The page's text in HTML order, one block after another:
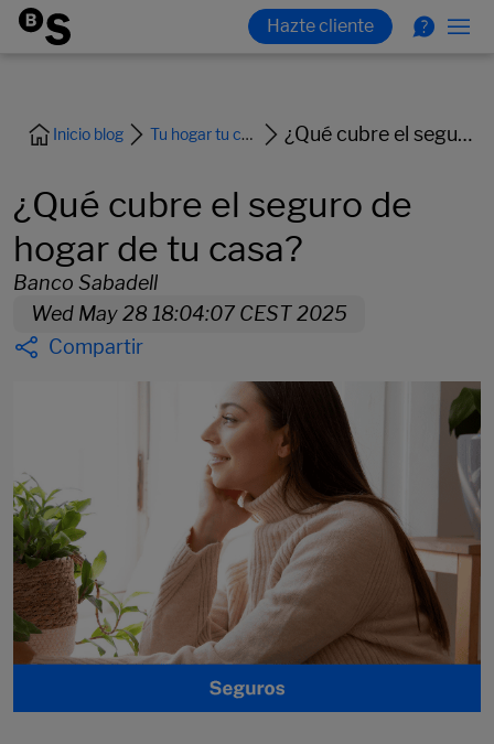
Inicio blog Tu hogar tu coche y tus seguros ¿Qué cubre el seguro de hogar de tu casa?
¿Qué cubre el seguro de
hogar de tu casa?
Banco Sabadell
Wed May 28 18:04:07 CEST 2025
Compartir